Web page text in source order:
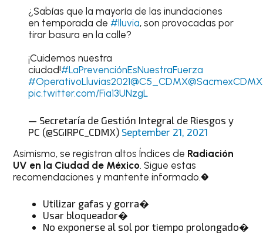
¿Sabías que la mayoría de las inundaciones
en temporada de #lluvia, son provocadas por
tirar basura en la calle?
¡Cuidemos nuestra
ciudad!#LaPrevenciónEsNuestraFuerza
#OperativoLluvias2021@C5_CDMX@SacmexCDMX
pic.twitter.com/Fia13UNzgL
— Secretaría de Gestión Integral de Riesgos y
PC (@SGIRPC_CDMX) September 21, 2021
Asimismo, se registran altos Índices de Radiación
UV en la Ciudad de México. Sigue estas
recomendaciones y mantente informado.�
Utilizar gafas y gorra�
Usar bloqueador�
No exponerse al sol por tiempo prolongado�